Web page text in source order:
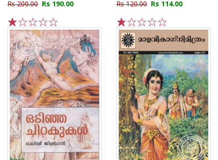
Rs 200.00 Rs 190.00
5
4
3
2
1
Rs 120.00 Rs 114.00
5
4
3
2
1